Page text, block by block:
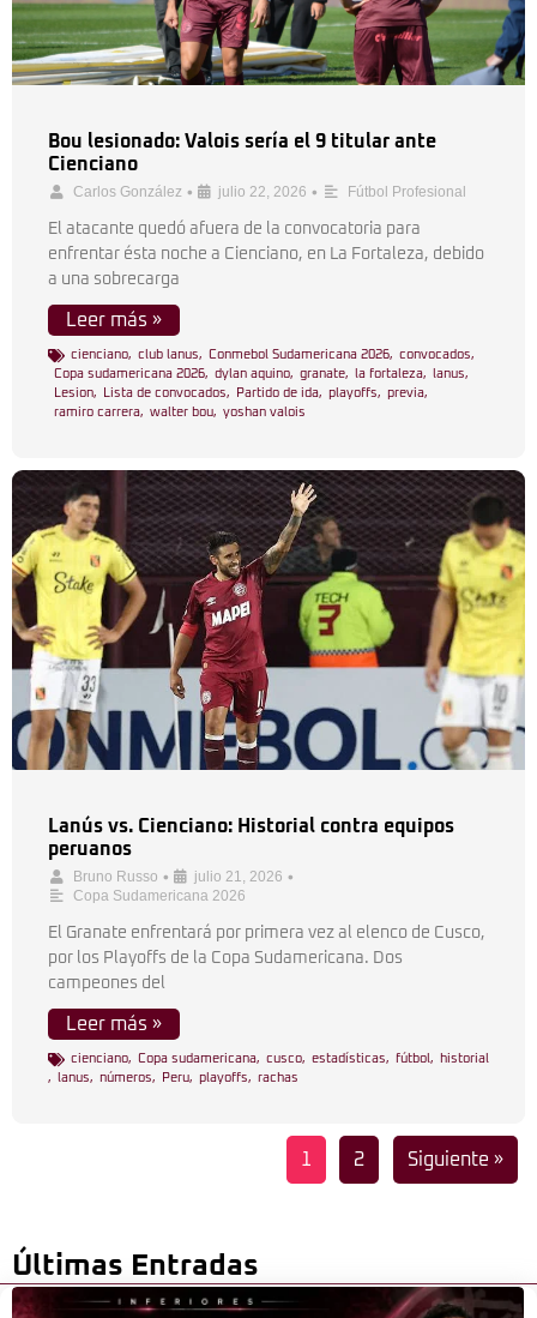
Bou lesionado: Valois sería el 9 titular ante
Cienciano
Carlos González • julio 22, 2026 • Fútbol Profesional
El atacante quedó afuera de la convocatoria para
enfrentar ésta noche a Cienciano, en La Fortaleza, debido
a una sobrecarga
Leer más »
cienciano, club lanus, Conmebol Sudamericana 2026, convocados,
Copa sudamericana 2026, dylan aquino, granate, la fortaleza, lanus,
Lesion, Lista de convocados, Partido de ida, playoffs, previa,
ramiro carrera, walter bou, yoshan valois
Lanús vs. Cienciano: Historial contra equipos
peruanos
Bruno Russo • julio 21, 2026 •
Copa Sudamericana 2026
El Granate enfrentará por primera vez al elenco de Cusco,
por los Playoffs de la Copa Sudamericana. Dos
campeones del
Leer más »
cienciano, Copa sudamericana, cusco, estadísticas, fútbol ,
historial
,
lanus, números, Peru, playoffs, rachas
1 2 Siguiente »
Últimas Entradas